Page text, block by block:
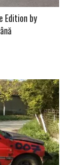
Edition by